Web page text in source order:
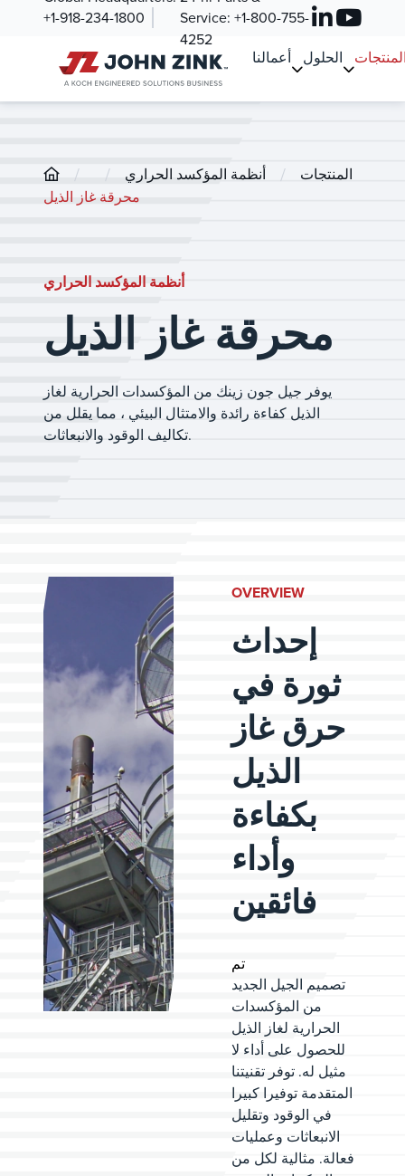
+1-918-234-1800
Service: +1-800-755-
4252
أعمالنا
الحلول
/ المنتجات / أنظمة المؤكسد الحراري /
محرقة غاز الذيل
أنظمة المؤكسد الحراري
محرقة غاز الذيل
يوفر جيل جون زينك من المؤكسدات الحرارية لغاز
الذيل كفاءة رائدة والامتثال البيئي ، مما يقلل من
تكاليف الوقود والانبعاثات.
OVERVIEW
إحداث
ثورة في
حرق غاز
الذيل
بكفاءة
وأداء
فائقين
تم
تصميم الجيل الجديد
من المؤكسدات
الحرارية لغاز الذيل
للحصول على أداء لا
مثيل له. توفر تقنيتنا
المتقدمة توفيرا كبيرا
في الوقود وتقليل
الانبعاثات وعمليات
فعالة. مثالية لكل من